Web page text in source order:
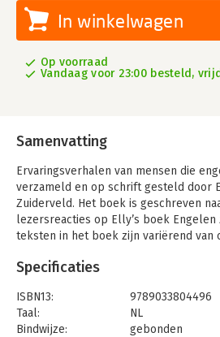
In winkelwagen
Op voorraad
Vandaag voor 23:00 besteld,
Samenvatting
Ervaringsverhalen van mensen die
verzameld en op schrift gesteld door
Zuiderveld. Het boek is geschreven
lezersreacties op Elly’s boek
teksten in het boek zijn variërend van
bijzondere uitredding. Geschreven op
aanvullende interviews in haar
uitgediept.
Specificaties
ISBN13:
9789033804496
Taal:
NL
Bindwijze:
gebonden